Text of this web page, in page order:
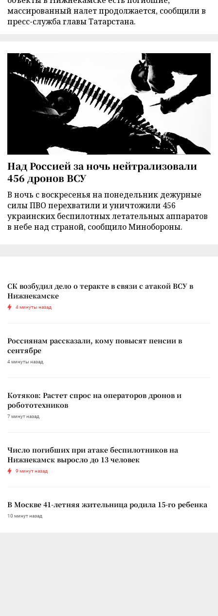
массированный налет продолжается, сообщили в
пресс-служба главы Татарстана.
Над Россией за ночь нейтрализовали
456 дронов ВСУ
В ночь с воскресенья на понедельник дежурные
силы ПВО перехватили и уничтожили 456
украинских беспилотных летательных аппаратов
в небе над страной, сообщило Минобороны.
СК возбудил дело о теракте в связи с атакой ВСУ в
Нижнекамске
4 минуты назад
Россиянам рассказали, кому повысят пенсии в
сентябре
4 минуты назад
Котяков: Растет спрос на операторов дронов и
робототехников
7 минут назад
Число погибших при атаке беспилотников на
Нижнекамск выросло до 13 человек
9 минут назад
В Москве 41-летняя жительница родила 15-го ребенка
10 минут назад